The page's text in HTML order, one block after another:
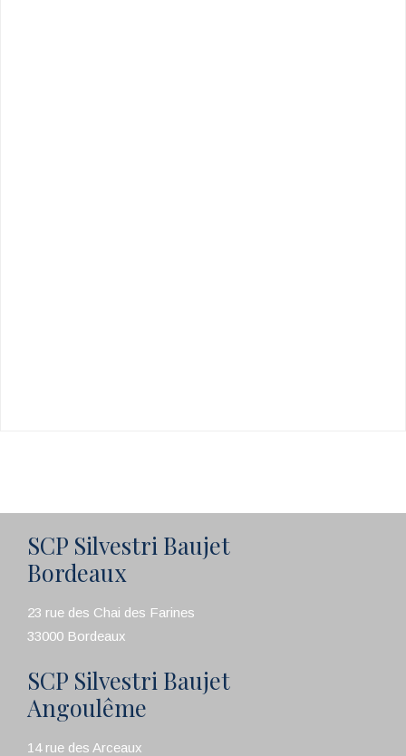
SCP Silvestri Baujet
Bordeaux
23 rue des Chai des Farines
33000 Bordeaux
SCP Silvestri Baujet
Angoulême
14 rue des Arceaux